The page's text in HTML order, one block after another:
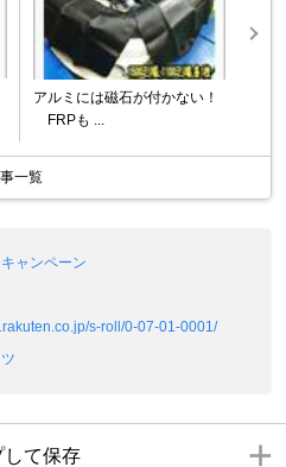
アルミには磁石が付かない！
FRPも ...
一覧
ャンペーン
s-roll/0-07-01-0001/
して保存